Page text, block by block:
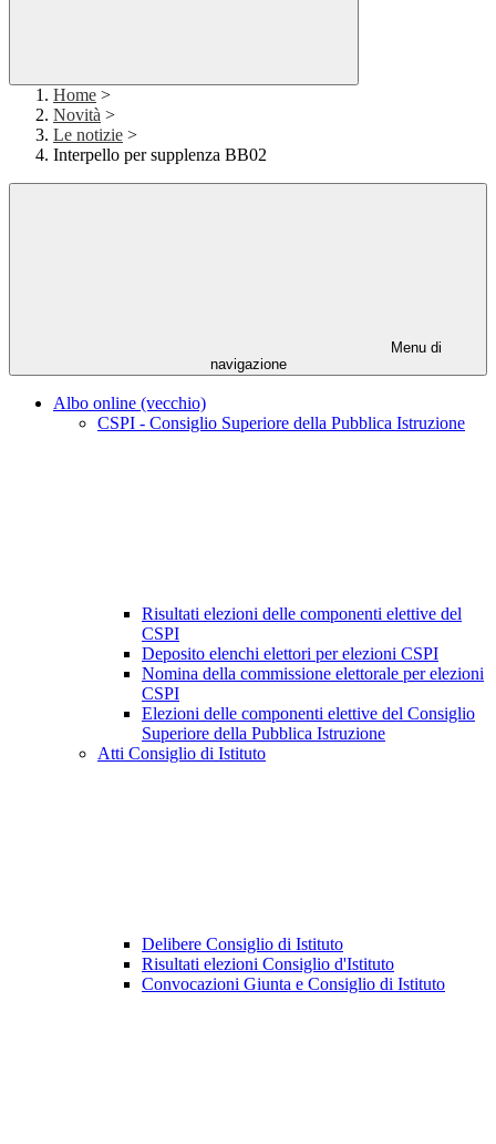
Home >
Novità >
Le notizie >
Interpello per supplenza BB02
Menu di
navigazione
Albo online (vecchio)
CSPI - Consiglio Superiore della Pubblica Istruzione
Risultati elezioni delle componenti elettive del
CSPI
Deposito elenchi elettori per elezioni CSPI
Nomina della commissione elettorale per elezioni
CSPI
Elezioni delle componenti elettive del Consiglio
Superiore della Pubblica Istruzione
Atti Consiglio di Istituto
Delibere Consiglio di Istituto
Risultati elezioni Consiglio d'Istituto
Convocazioni Giunta e Consiglio di Istituto